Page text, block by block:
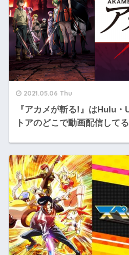
2021.05.06 Thu
『アカメが斬る!』はHulu
トアのどこで動画配信して